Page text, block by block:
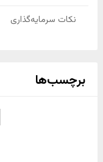
نکات سرمایه‌گذاری
برچسب‌ها